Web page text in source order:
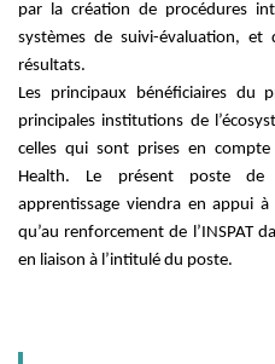
par la création de procédures
systèmes de suivi-évaluation,
résultats.
Les principaux bénéficiaires du
principales institutions de
celles qui sont prises en
Health. Le présent poste de
apprentissage viendra en appui
qu’au renforcement de l’INSPAT
en liaison à l’intitulé du poste.